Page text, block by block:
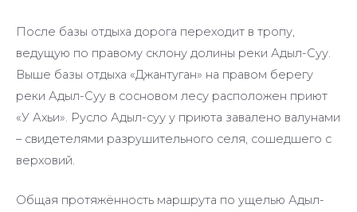
После базы отдыха дорога переходит в тропу,
ведущую по правому склону долины реки Адыл-Суу.
Выше базы отдыха «Джантуган» на правом берегу
реки Адыл-Суу в сосновом лесу расположен приют
«У Ахьи». Русло Адыл-суу у приюта завалено валунами
– свидетелями разрушительного селя, сошедшего с
верховий.
Общая протяжённость маршрута по ущелью Адыл-